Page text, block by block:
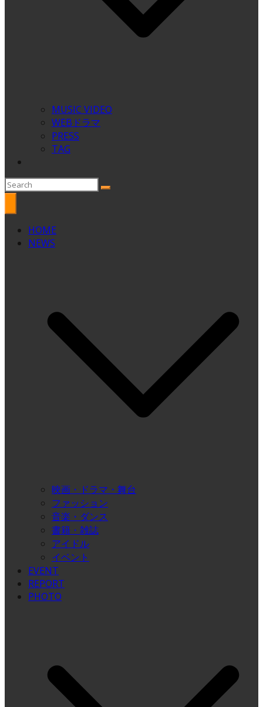
MUSIC VIDEO
WEBドラマ
PRESS
TAG
HOME
NEWS
映画・ドラマ・舞台
ファッション
音楽・ダンス
書籍・雑誌
アイドル
イベント
EVENT
REPORT
PHOTO